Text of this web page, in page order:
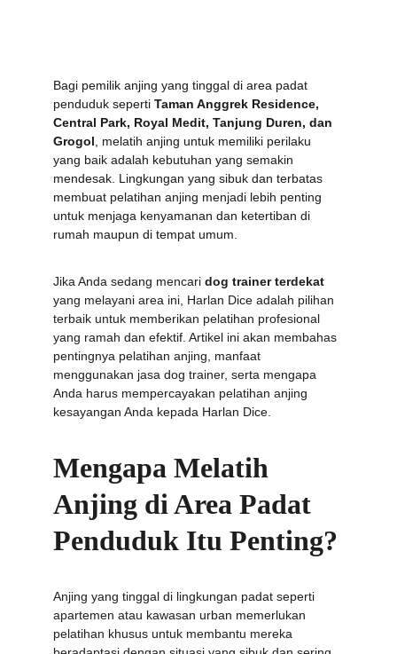
Bagi pemilik anjing yang tinggal di area padat
penduduk seperti Taman Anggrek Residence,
Central Park, Royal Medit, Tanjung Duren, dan
Grogol , melatih anjing untuk memiliki perilaku
yang baik adalah kebutuhan yang semakin
mendesak. Lingkungan yang sibuk dan terbatas
membuat pelatihan anjing menjadi lebih penting
untuk menjaga kenyamanan dan ketertiban di
rumah maupun di tempat umum.
Jika Anda sedang mencari dog trainer terdekat
yang melayani area ini, Harlan Dice adalah pilihan
terbaik untuk memberikan pelatihan profesional
yang ramah dan efektif. Artikel ini akan membahas
pentingnya pelatihan anjing, manfaat
menggunakan jasa dog trainer, serta mengapa
Anda harus mempercayakan pelatihan anjing
kesayangan Anda kepada Harlan Dice.
Mengapa Melatih
Anjing di Area Padat
Penduduk Itu Penting?
Anjing yang tinggal di lingkungan padat seperti
apartemen atau kawasan urban memerlukan
pelatihan khusus untuk membantu mereka